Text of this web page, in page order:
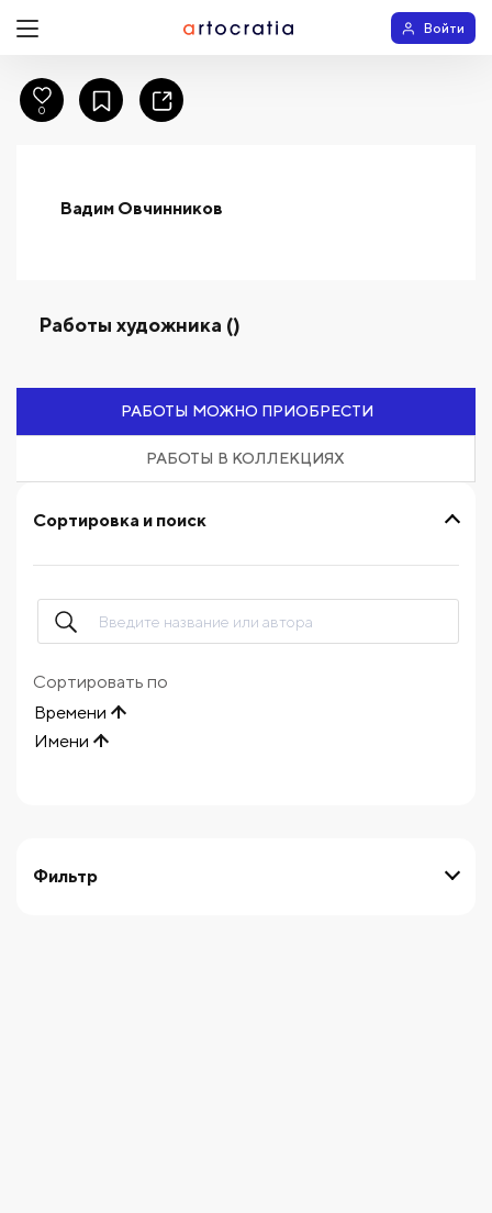
Войти
Вадим Овчинников
Работы художника ()
РАБОТЫ МОЖНО ПРИОБРЕСТИ
РАБОТЫ В КОЛЛЕКЦИЯХ
Фильтр
Сортировка и поиск
Сортировать по
Времени
Имени
0